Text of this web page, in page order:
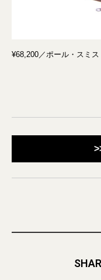
¥68,200／ポール・スミ